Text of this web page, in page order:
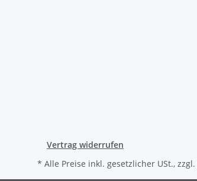
Vertrag widerrufen
* Alle Preise inkl. gesetzlicher USt., zzgl.